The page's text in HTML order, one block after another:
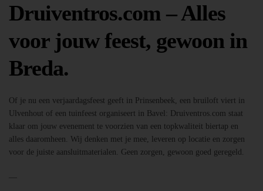
Druiventros.com – Alles
voor jouw feest, gewoon in
Breda.
Of je nu een verjaardagsfeest geeft in Prinsenbeek, een bruiloft viert in
Ulvenhout of een tuinfeest organiseert in Bavel: Druiventros.com staat
klaar om jouw evenement te voorzien van een topkwaliteit biertap en
alles daaromheen. Wij denken met je mee, leveren op locatie en zorgen
voor de juiste aansluitmaterialen. Geen zorgen, gewoon goed geregeld.
—